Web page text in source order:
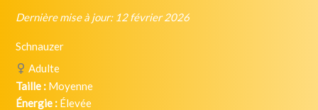
Dernière mise à jour: 12 février 2026
Schnauzer
Adulte
Taille : Moyenne
Énergie : Élevée